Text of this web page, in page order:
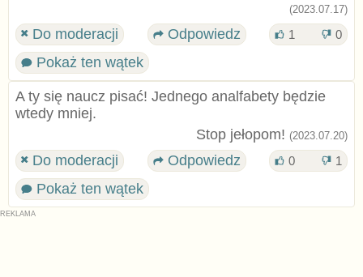
(2023.07.17)
Do moderacji Odpowiedz 1 0
Pokaż ten wątek
A ty się naucz pisać! Jednego analfabety będzie
wtedy mniej.
Stop jełopom! (2023.07.20)
Do moderacji Odpowiedz 0 1
Pokaż ten wątek